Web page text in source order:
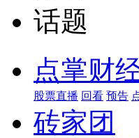
话题
点掌财
股票直播 回看 预告
砖家团